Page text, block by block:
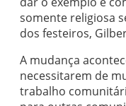
somente religiosa
dos festeiros,
A mudança
necessitarem de
trabalho